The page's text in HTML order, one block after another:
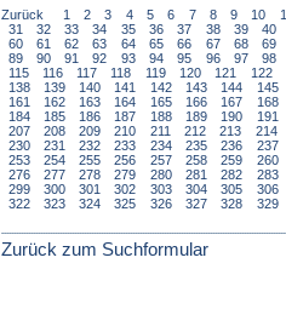
Zurück
1 2 3 4 5 6 7 8 9 10
31
32 33 34 35 36 37 38 39
40
60
61 62 63 64 65 66 67 68
69
89
90 91 92 93 94 95 96 97
98
115
116 117 118 119 120 121 122
138
139 140 141 142 143 144
145
161
162 163 164 165 166 167
168
184
185 186 187 188 189 190
191
207
208 209 210 211 212 213
214
230
231 232 233 234 235 236
237
253
254 255 256 257 258 259
260
276
277 278 279 280 281 282
283
299
300 301 302 303 304 305
306
322
323 324 325 326 327 328 329
Zurück zum Suchformular